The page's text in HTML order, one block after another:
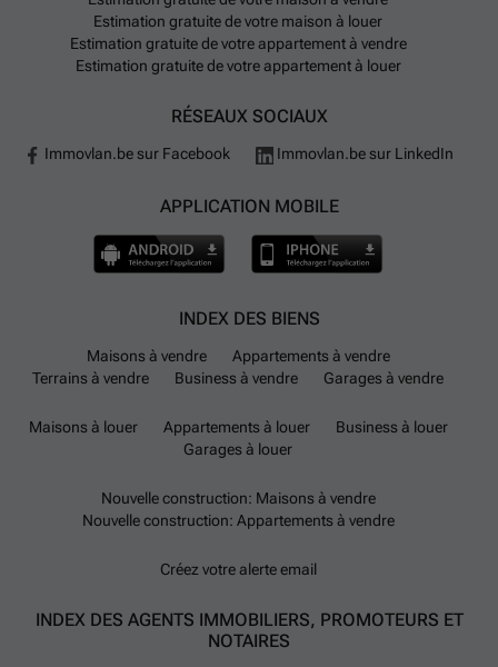
Estimation gratuite de votre maison à louer
Estimation gratuite de votre appartement à vendre
Estimation gratuite de votre appartement à louer
RÉSEAUX SOCIAUX
Immovlan.be sur Facebook Immovlan.be sur LinkedIn
APPLICATION MOBILE
INDEX DES BIENS
Maisons à vendre
Appartements à vendre
Terrains à vendre
Business à vendre Garages à vendre
Maisons à louer Appartements à louer
Business à louer
Garages à louer
Nouvelle construction: Maisons à vendre
Nouvelle construction: Appartements à vendre
Créez votre alerte email
INDEX DES AGENTS IMMOBILIERS, PROMOTEURS ET
NOTAIRES